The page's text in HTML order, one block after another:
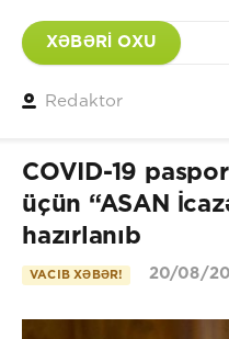
XƏBƏRİ OXU
Redaktor
COVID-19
üçün “ASAN
hazırlanıb
VACIB XƏBƏR! 20/08/